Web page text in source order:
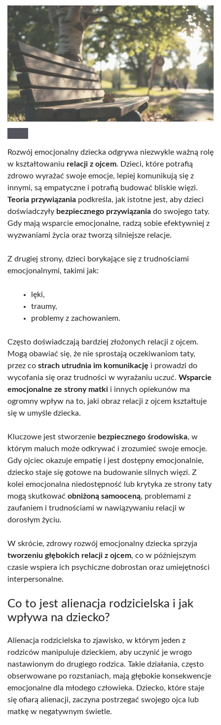
Rozwój emocjonalny dziecka odgrywa niezwykle ważną rolę
w kształtowaniu relacji z ojcem. Dzieci, które potrafią
zdrowo wyrażać swoje emocje, lepiej komunikują się z
innymi, są empatyczne i potrafią budować bliskie więzi.
Teoria przywiązania podkreśla, jak istotne jest, aby dzieci
doświadczyły bezpiecznego przywiązania do swojego taty.
Gdy mają wsparcie emocjonalne, radzą sobie efektywniej z
wyzwaniami życia oraz tworzą silniejsze relacje.
Z drugiej strony, dzieci borykające się z trudnościami
emocjonalnymi, takimi jak:
lęki,
traumy,
problemy z zachowaniem.
Często doświadczają bardziej złożonych relacji z ojcem.
Mogą obawiać się, że nie sprostają oczekiwaniom taty,
przez co strach utrudnia im komunikację i prowadzi do
wycofania się oraz trudności w wyrażaniu uczuć. Wsparcie
emocjonalne ze strony matki i innych opiekunów ma
ogromny wpływ na to, jaki obraz relacji z ojcem kształtuje
się w umyśle dziecka.
Kluczowe jest stworzenie bezpiecznego środowiska, w
którym maluch może odkrywać i zrozumieć swoje emocje.
Gdy ojciec okazuje empatię i jest dostępny emocjonalnie,
dziecko staje się gotowe na budowanie silnych więzi. Z
kolei emocjonalna niedostępność lub krytyka ze strony taty
mogą skutkować obniżoną samooceną, problemami z
zaufaniem i trudnościami w nawiązywaniu relacji w
dorosłym życiu.
W skrócie, zdrowy rozwój emocjonalny dziecka sprzyja
tworzeniu głębokich relacji z ojcem, co w późniejszym
czasie wspiera ich psychiczne dobrostan oraz umiejętności
interpersonalne.
Co to jest alienacja rodzicielska i jak
wpływa na dziecko?
Alienacja rodzicielska to zjawisko, w którym jeden z
rodziców manipuluje dzieckiem, aby uczynić je wrogo
nastawionym do drugiego rodzica. Takie działania, często
obserwowane po rozstaniach, mają głębokie konsekwencje
emocjonalne dla młodego człowieka. Dziecko, które staje
się ofiarą alienacji, zaczyna postrzegać swojego ojca lub
matkę w negatywnym świetle.